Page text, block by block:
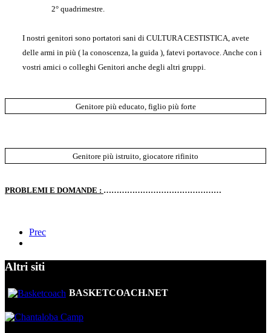
2° quadrimestre.
I nostri genitori sono portatori sani di CULTURA CESTISTICA, avete
delle armi in più ( la conoscenza, la guida ), fatevi portavoce. Anche con i
vostri amici o colleghi Genitori anche degli altri gruppi.
Genitore più educato, figlio più forte
Genitore più istruito, giocatore rifinito
PROBLEMI E DOMANDE : ………………………………………
Prec
Altri siti
BASKETCOACH.NET